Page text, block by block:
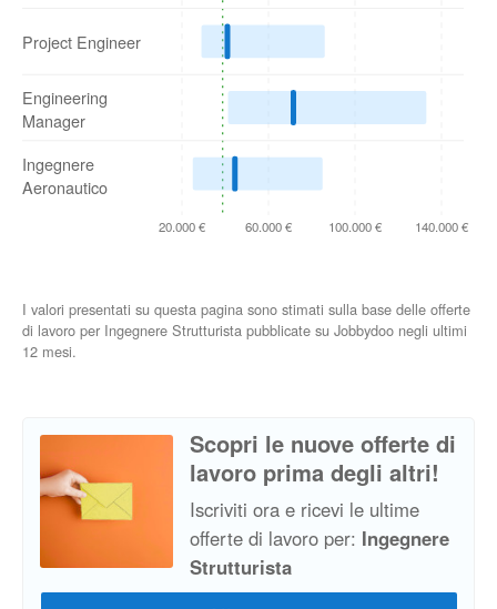
Project Engineer
Engineering
Manager
Ingegnere
Aeronautico
20.000 € 60.000 € 100.000 € 140.000 €
I valori presentati su questa pagina sono stimati sulla base delle offerte
di lavoro per Ingegnere Strutturista pubblicate su Jobbydoo negli ultimi
12 mesi.
Scopri le nuove offerte di
lavoro prima degli altri!
Iscriviti ora e ricevi le ultime
offerte di lavoro per: Ingegnere
Strutturista